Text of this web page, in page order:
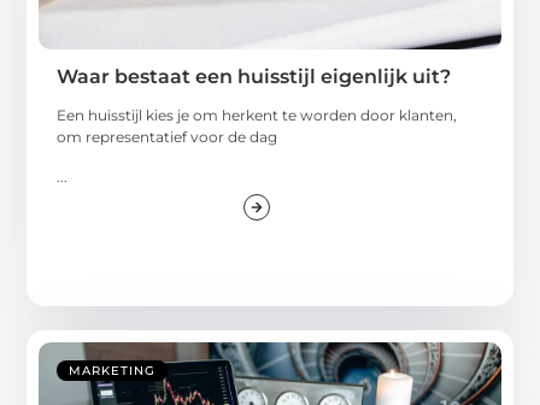
Waar bestaat een huisstijl eigenlijk uit?
Een huisstijl kies je om herkent te worden door klanten,
om representatief voor de dag
MARKETING